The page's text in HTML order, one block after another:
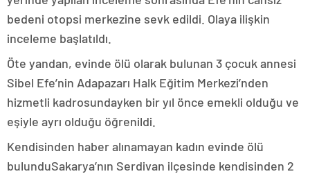
bedeni otopsi merkezine sevk edildi. Olaya ilişkin
inceleme başlatıldı.
Öte yandan, evinde ölü olarak bulunan 3 çocuk annesi
Sibel Efe’nin Adapazarı Halk Eğitim Merkezi’nden
hizmetli kadrosundayken bir yıl önce emekli olduğu ve
eşiyle ayrı olduğu öğrenildi.
Kendisinden haber alınamayan kadın evinde ölü
bulunduSakarya’nın Serdivan ilçesinde kendisinden 2